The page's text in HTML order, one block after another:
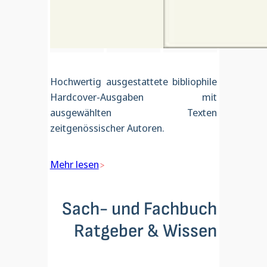
Hochwertig ausgestattete bibliophile
Hardcover-Ausgaben mit
ausgewählten Texten
zeitgenössischer Autoren.
Mehr lesen
Sach- und Fachbuch
Ratgeber & Wissen